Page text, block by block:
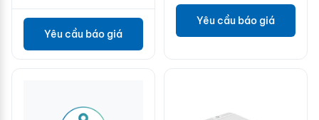
Yêu cầu báo giá
Yêu cầu báo giá